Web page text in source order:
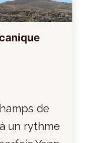
de
un rythme